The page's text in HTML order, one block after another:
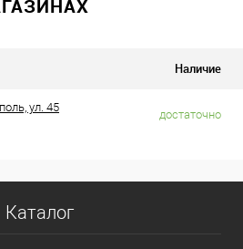
Наличие
ул. 45
достаточно
Каталог